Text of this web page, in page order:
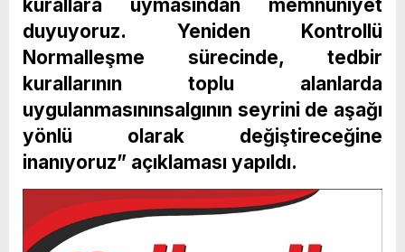
kurallara uymasından memnuniyet
duyuyoruz. Yeniden Kontrollü
Normalleşme sürecinde, tedbir
kurallarının toplu alanlarda
uygulanmasınınsalgının seyrini de aşağı
yönlü olarak değiştireceğine
inanıyoruz” açıklaması yapıldı.